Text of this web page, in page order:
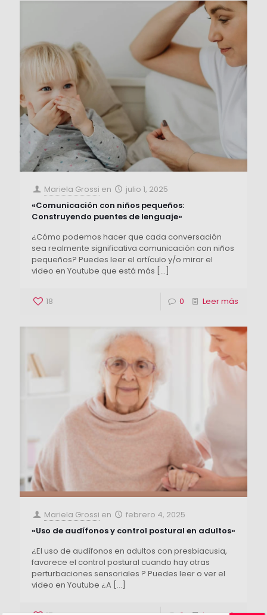
Mariela Grossi en
julio 1, 2025
«Comunicación con niños pequeños:
Construyendo puentes de lenguaje»
¿Cómo podemos hacer que cada conversación
sea realmente significativa comunicación con niños
pequeños? Puedes leer el artículo y/o mirar el
video en Youtube que está más […]
18 0 Leer más
Mariela Grossi en
febrero 4, 2025
«Uso de audífonos y control postural en adultos»
¿El uso de audífonos en adultos con presbiacusia,
favorece el control postural cuando hay otras
perturbaciones sensoriales ? Puedes leer o ver el
video en Youtube ¿A […]